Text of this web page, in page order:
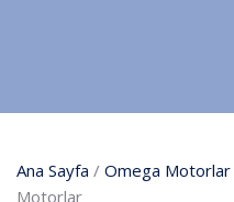
Ana Sayfa / Omega Motorlar
Motorlar